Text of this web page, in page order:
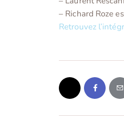
– Richard Roze
Retrouvez